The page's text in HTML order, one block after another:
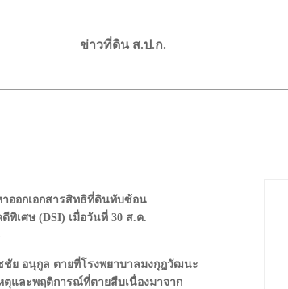
ข่าวที่ดิน ส.ป.ก.
ออกเอกสารสิทธิที่ดินทับซ้อน
เศษ (DSI) เมื่อวันที่ 30 ส.ค.
ชัย อนุกูล ตายที่โรงพยาบาลมงกุฎวัฒนะ
หตุและพฤติการณ์ที่ตายสืบเนื่องมาจาก